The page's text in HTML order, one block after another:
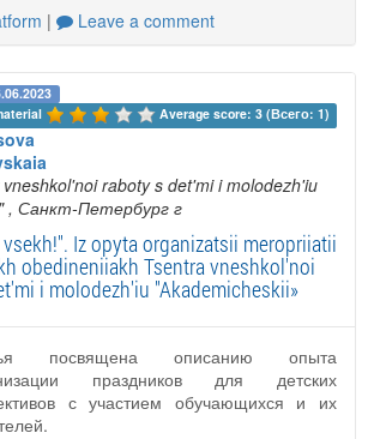
| Leave a comment
Average score: 3 (Всего: 1)
raboty s det'mi i molodezh'iu
, Санкт-Петербург г
Iz opyta organizatsii meropriiatii
obedineniiakh Tsentra vneshkol'noi
i molodezh'iu "Akademicheskii»
посвящена описанию опыта
праздников для детских
с участием обучающихся и их